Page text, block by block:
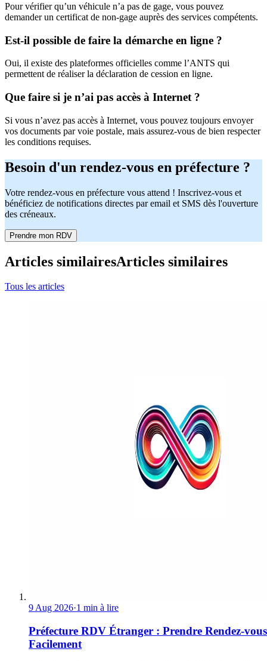
Pour vérifier qu’un véhicule n’a pas de gage, vous pouvez
demander un certificat de non-gage auprès des services compétents.
Est-il possible de faire la démarche en ligne ?
Oui, il existe des plateformes officielles comme l’ANTS qui
permettent de réaliser la déclaration de cession en ligne.
Que faire si je n’ai pas accès à Internet ?
Si vous n’avez pas accès à Internet, vous pouvez toujours envoyer
vos documents par voie postale, mais assurez-vous de bien respecter
les conditions requises.
Besoin d'un rendez-vous en préfecture ?
Votre rendez-vous en préfecture vous attend ! Inscrivez-vous et
bénéficiez de notifications directes par email et SMS dès l'ouverture
des créneaux.
Prendre mon RDV
Articles similairesArticles similaires
Tous les articles
9 Aug 2026·1 min à lire
Préfecture RDV Étranger : Prendre Rendez-vous
Facilement